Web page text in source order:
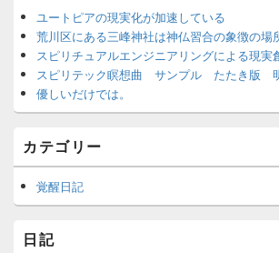
ー
ウ
ェ
ッ
ト
リ
ア
ユートピアの現実化が加速している
荒川区にある三峰神社は神仏習合の象徴の場
スピリチュアルエンジニアリングによる現実
スピリテック瞑想曲 サンプル たたき版
優しいだけでは。
カテゴリー
覚醒日記
日記